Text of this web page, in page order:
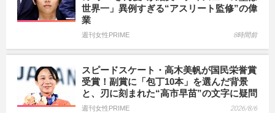
世界一」異例すぎる“アスリート監修”の偉
業
週刊女性PRIME 8時間前
スピードスケート・高木美帆が国民栄誉賞
受賞！副賞に「包丁10本」を選んだ背景
と、刃に刻まれた“高市早苗”の文字に疑問
週刊女性PRIME 2026/8/6